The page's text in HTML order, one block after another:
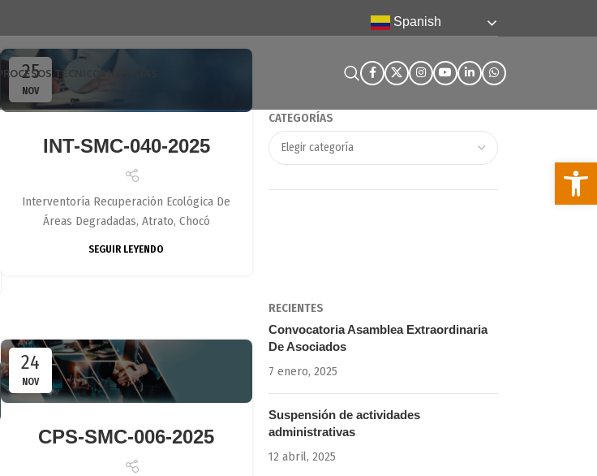
Abra
Spanish
PROCESOS TÉCNICOSNOTICIAS
25
NOV
INT-SMC-040-2025
Interventoría Recuperación Ecológica De
Áreas Degradadas, Atrato, Chocó
SEGUIR LEYENDO
24
NOV
CPS-SMC-006-2025
CATEGORÍAS
RECIENTES
Convocatoria Asamblea Extraordinaria
De Asociados
7 enero, 2025
Suspensión de actividades
administrativas
12 abril, 2025